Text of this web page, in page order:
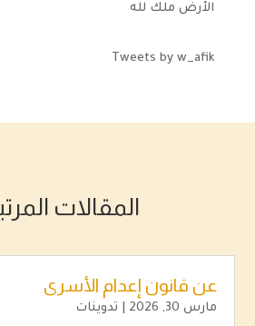
الأرض ملك لله
Tweets by w_afik
المقالات
عن قانون إعدام الأسرى
مارس 30, 2026 تدوينات